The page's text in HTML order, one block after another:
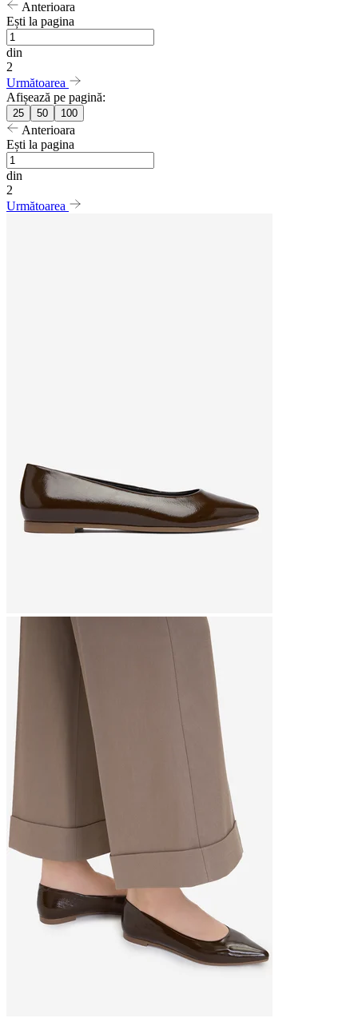
Anterioara
Ești la pagina
din
2
Următoarea
Afișează pe pagină:
25 50 100
Anterioara
Ești la pagina
din
2
Următoarea